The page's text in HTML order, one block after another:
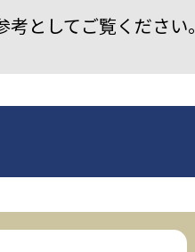
としてご覧ください。